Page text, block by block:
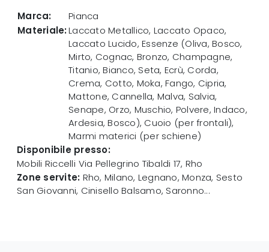
Marca:
Pianca
Materiale:Laccato Metallico, Laccato Opaco,
Laccato Lucido, Essenze (Oliva, Bosco,
Mirto, Cognac, Bronzo, Champagne,
Titanio, Bianco, Seta, Ecrù, Corda,
Crema, Cotto, Moka, Fango, Cipria,
Mattone, Cannella, Malva, Salvia,
Senape, Orzo, Muschio, Polvere, Indaco,
Ardesia, Bosco), Cuoio (per frontali),
Marmi materici (per schiene)
Disponibile presso:
Mobili Riccelli Via Pellegrino Tibaldi 17, Rho
Zone servite: Rho, Milano, Legnano, Monza, Sesto
San Giovanni, Cinisello Balsamo, Saronno...